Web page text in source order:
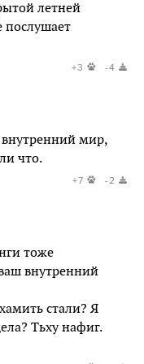
летней
послушает
+3 -4
внутренний мир,
что.
+7 -2
тоже
внутренний
стали? Я
Тьху нафиг.